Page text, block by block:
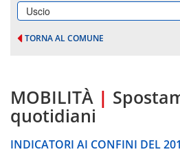
Uscio
TORNA AL COMUNE
MOBILITÀ |
quotidiani
INDICATORI AI CONFINI DEL